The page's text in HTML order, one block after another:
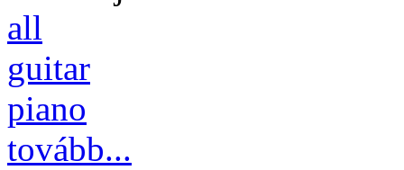
all
guitar
piano
tovább...